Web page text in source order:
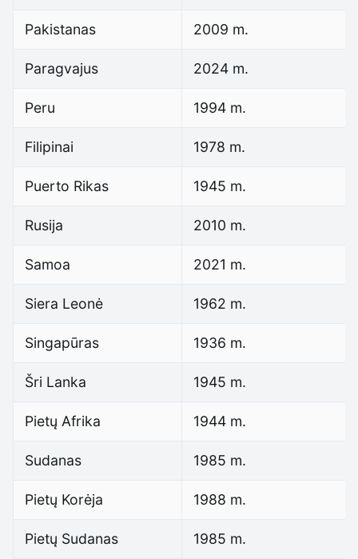
Pakistanas 2009 m.
Paragvajus 2024 m.
Peru 1994 m.
Filipinai 1978 m.
Puerto Rikas 1945 m.
Rusija 2010 m.
Samoa 2021 m.
Siera Leonė 1962 m.
Singapūras 1936 m.
Šri Lanka 1945 m.
Pietų Afrika 1944 m.
Sudanas 1985 m.
Pietų Korėja 1988 m.
Pietų Sudanas 1985 m.